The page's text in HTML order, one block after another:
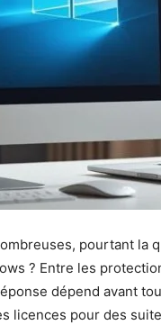
pourtant la
? Entre les
dépend avant
licences pour des